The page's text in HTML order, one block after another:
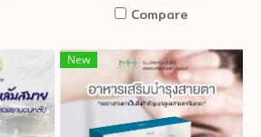
Compare
New